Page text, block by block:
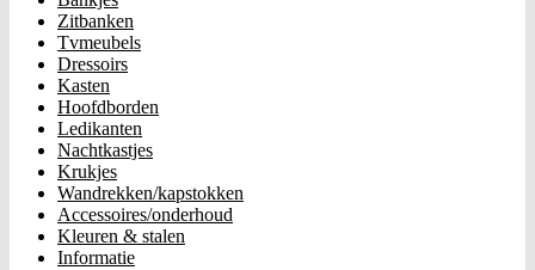
Zitbanken
Tvmeubels
Dressoirs
Kasten
Hoofdborden
Ledikanten
Nachtkastjes
Krukjes
Wandrekken/kapstokken
Accessoires/onderhoud
Kleuren & stalen
Informatie